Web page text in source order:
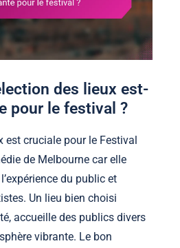
des lieux est-
pour le festival ?
est cruciale pour le Festival
de Melbourne car elle
du public et
Un lieu bien choisi
accueille des publics divers
vibrante. Le bon